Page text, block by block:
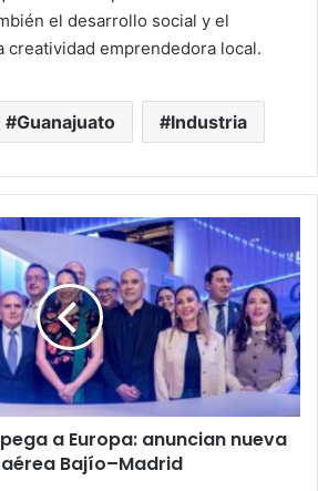
el desarrollo social y el
creatividad emprendedora local.
Guanajuato Industria
a Europa: anuncian nueva
Bajío–Madrid